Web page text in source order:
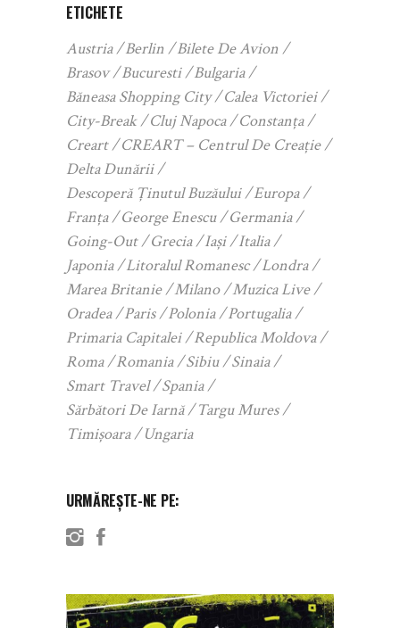
ETICHETE
Austria Berlin
Bilete De Avion
Brasov
Bucuresti
Bulgaria
Băneasa Shopping City
Calea Victoriei
City-Break
Cluj Napoca
Constanța
Creart
CREART – Centrul De Creație
Delta Dunării
Descoperă Ținutul Buzăului
Europa
Franța
George Enescu
Germania
Going-Out
Grecia Iași
Italia
Japonia
Litoralul Romanesc
Londra
Marea Britanie
Milano
Muzica Live
Oradea
Paris Polonia
Portugalia
Primaria Capitalei
Republica Moldova
Roma
Romania Sibiu
Sinaia
Smart Travel
Spania
Sărbători De Iarnă
Targu Mures
Timișoara
Ungaria
URMĂREȘTE-NE PE: